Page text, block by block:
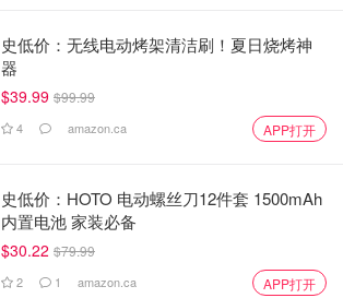
史低价：无线电动烤架清洁刷！夏日烧烤神
器
$39.99 $99.99
4 amazon.ca APP打开
史低价：HOTO 电动螺丝刀12件套 1500mAh
内置电池 家装必备
$30.22 $79.99
2 1 amazon.ca APP打开